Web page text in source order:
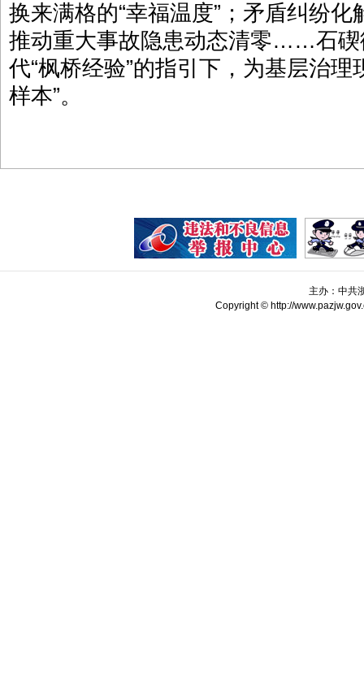
换来满格的“幸福温度”；矛盾纠纷
推动重大事故隐患动态清零……石碶
代“枫桥经验”的指引下，为基层治
样本”。
主办：中共
Copyright © http://